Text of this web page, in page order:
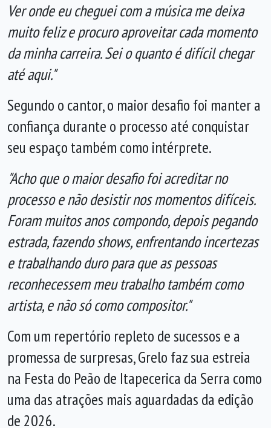
Ver onde eu cheguei com a música me deixa
muito feliz e procuro aproveitar cada momento
da minha carreira. Sei o quanto é difícil chegar
até aqui."
Segundo o cantor, o maior desafio foi manter a
confiança durante o processo até conquistar
seu espaço também como intérprete.
"Acho que o maior desafio foi acreditar no
processo e não desistir nos momentos difíceis.
Foram muitos anos compondo, depois pegando
estrada, fazendo shows, enfrentando incertezas
e trabalhando duro para que as pessoas
reconhecessem meu trabalho também como
artista, e não só como compositor."
Com um repertório repleto de sucessos e a
promessa de surpresas, Grelo faz sua estreia
na Festa do Peão de Itapecerica da Serra como
uma das atrações mais aguardadas da edição
de 2026.